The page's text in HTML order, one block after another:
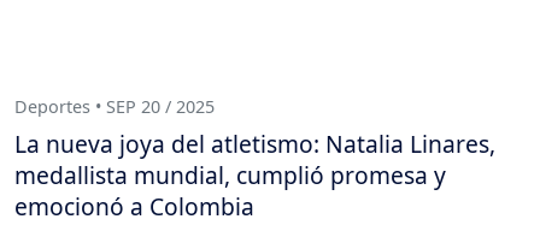
Deportes • SEP 20 / 2025
La nueva joya del atletismo: Natalia Linares,
medallista mundial, cumplió promesa y
emocionó a Colombia